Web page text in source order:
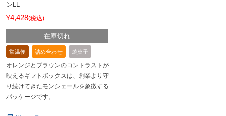
ンLL
¥4,428 税込
在庫切れ
常温便 詰め合わせ 焼菓子
オレンジとブラウンのコントラストが
映えるギフトボックスは、創業より守
り続けてきたモンシェールを象徴する
パッケージです。